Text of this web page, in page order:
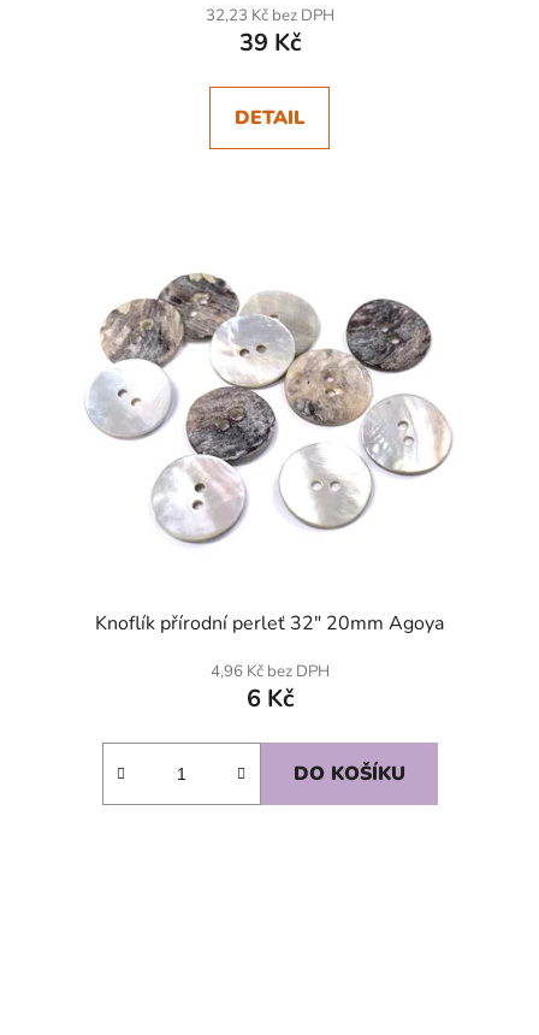
32,23 Kč bez DPH
39 Kč
DETAIL
Knoflík přírodní perleť 32" 20mm Agoya
4,96 Kč bez DPH
6 Kč
DO KOŠÍKU